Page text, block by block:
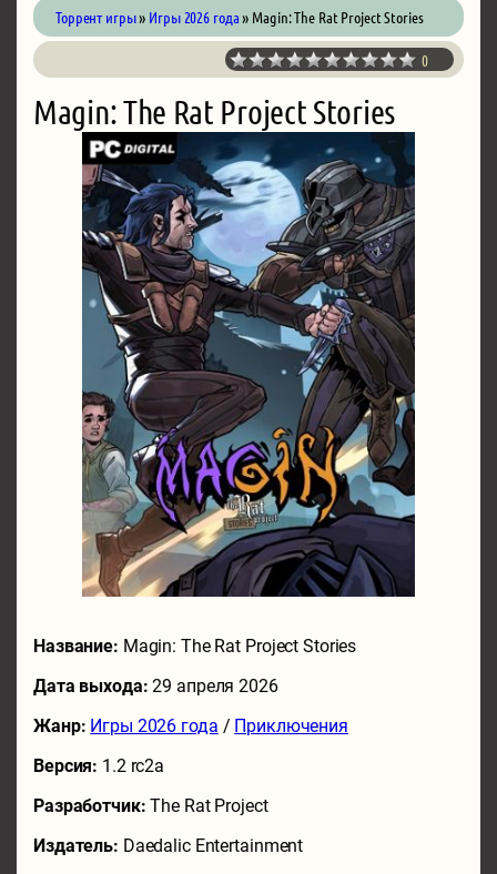
Торрент игры» Игры 2026 года» Magin: The Rat Project Stories
0
Magin: The Rat Project Stories
Название: Magin: The Rat Project Stories
Дата выхода:29 апреля 2026
Жанр: Игры 2026 года / Приключения
Версия: 1.2 rc2a
Разработчик:The Rat Project
Издатель: Daedalic Entertainment